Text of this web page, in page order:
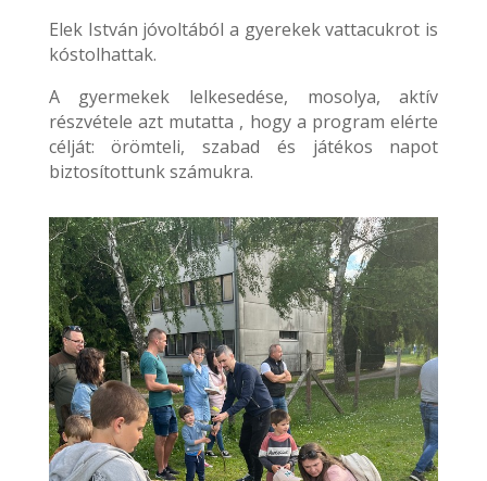
Elek István jóvoltából a gyerekek vattacukrot is
kóstolhattak.
A gyermekek lelkesedése, mosolya, aktív
részvétele azt mutatta , hogy a program elérte
célját: örömteli, szabad és játékos napot
biztosítottunk számukra.